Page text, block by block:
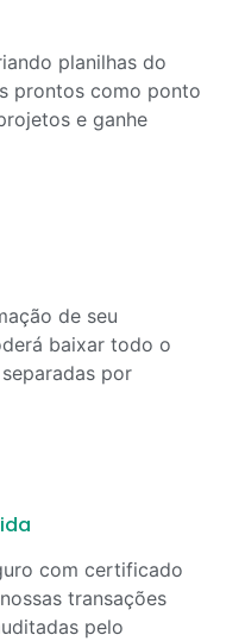
planilhas do
prontos como ponto
e ganhe
de seu
baixar todo o
por
com certificado
transações
pelo